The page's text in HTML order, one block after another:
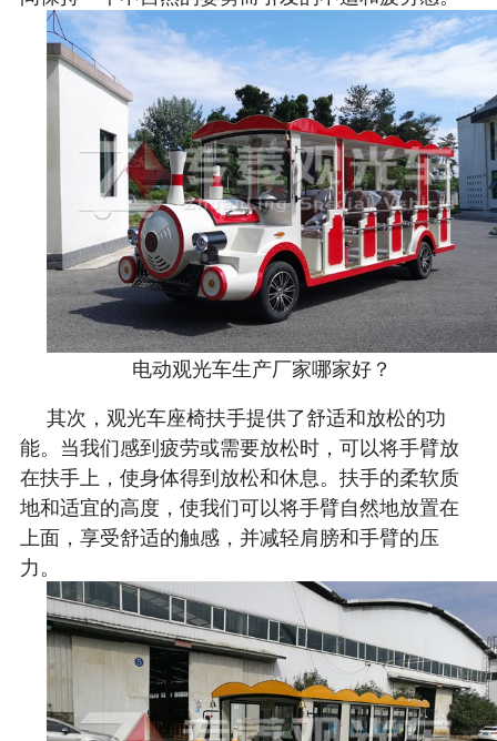
电动观光车生产厂家哪家好？
其次，观光车座椅扶手提供了舒适和放松的功
能。当我们感到疲劳或需要放松时，可以将手臂放
在扶手上，使身体得到放松和休息。扶手的柔软质
地和适宜的高度，使我们可以将手臂自然地放置在
上面，享受舒适的触感，并减轻肩膀和手臂的压
力。